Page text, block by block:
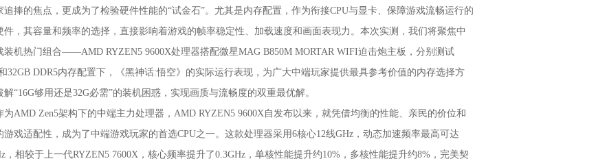
追捧的焦点，更成为了检验硬件性能的“试金石”。尤其是内存配置，作为衔接CPU与显卡、保障游戏流畅运行的
件，其容量和频率的选择，直接影响着游戏的帧率稳定性、加载速度和画面表现力。本次实测，我们将聚焦中
装机热门组合——AMD RYZEN5 9600X处理器搭配微星MAG B850M MORTAR WIFI迫击炮主板，分别测试
32GB DDR5内存配置下，《黑神话:悟空》的实际运行表现，为广大中端玩家提供最具参考价值的内存选择方
解“16G够用还是32G必需”的装机困惑，实现画质与流畅度的双重最优解。
Zen5架构下的中端主力处理器，AMD RYZEN5 9600X自发布以来，就凭借均衡的性能、亲民的价位和
游戏适配性，成为了中端游戏玩家的首选CPU之一。这款处理器采用6核心12线GHz，动态加速频率最高可达
，相较于上一代RYZEN5 7600X，核心频率提升了0.3GHz，单核性能提升约10%，多核性能提升约8%，完美契